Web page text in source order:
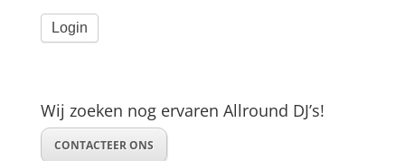
Wij zoeken nog ervaren Allround DJ’s!
CONTACTEER ONS